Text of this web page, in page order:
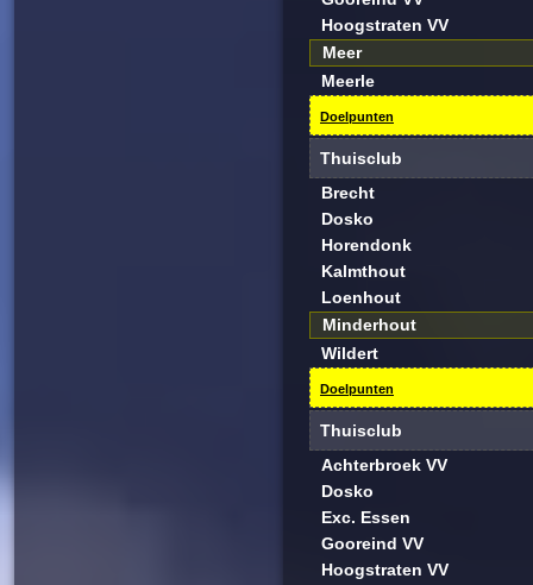
Hoogstraten VV
Meer
Meerle
Doelpunten
Thuisclub
Brecht
Dosko
Horendonk
Kalmthout
Loenhout
Minderhout
Wildert
Doelpunten
Thuisclub
Achterbroek VV
Dosko
Exc. Essen
Gooreind VV
Hoogstraten VV